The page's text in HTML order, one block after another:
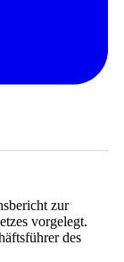
zur
vorgelegt.
des